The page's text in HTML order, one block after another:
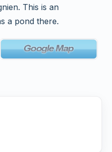
This is an
a pond there.